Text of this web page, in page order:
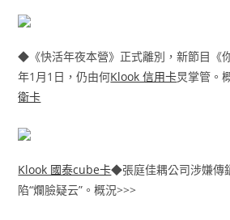
◆《快活年夜本營》正式離別，新節目《
年1月1日，仍由何Klook 信用卡炅掌管。
衛卡
Klook 國泰cube卡◆張庭佳耦公司涉嫌傳
陷“爛臉疑云”。概況>>>